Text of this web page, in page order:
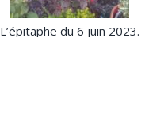
L’épitaphe du 6 juin 2023.